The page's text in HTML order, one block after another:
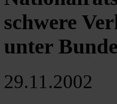
schwere
unter
29.11.2002